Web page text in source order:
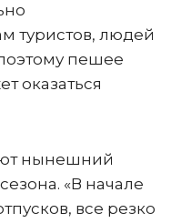
туристов, людей
пешее
оказаться
нынешний
«В начале
все резко